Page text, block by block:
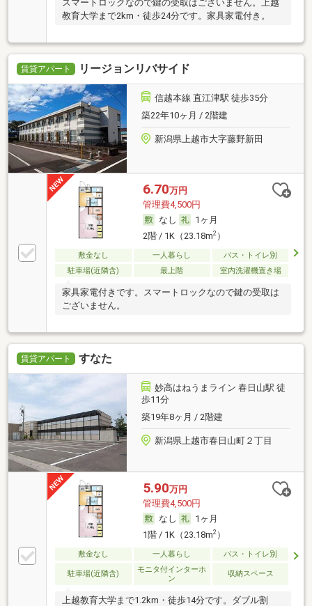
スマートロックなので鍵の受取はございません。上越
教育大学まで2km・徒歩24分です。家具家電付き。
賃貸アパート リージョンリバサイド
信越本線 直江津駅 徒歩35分
築22年10ヶ月 / 2階建
新潟県上越市大字藤野新田
6.70万円
管理費4,500円
なし
1ヶ月
2階 / 1K（23.18m2）
敷金なし 一人暮らし
バス・トイレ別
駐車場(近隣含)
最上階 室内洗濯機置き場
家具家電付きです。スマートロックなので鍵の受取は
ございません。
賃貸アパート すなた
妙高はねうまライン 春日山駅 徒
歩11分
築19年8ヶ月 / 2階建
新潟県上越市春日山町２丁目
5.90万円
管理費4,500円
なし
1ヶ月
1階 / 1K（23.18m2）
敷金なし 一人暮らし バス・トイレ別
駐車場(近隣含)
モニタ付インターホ
ン
収納スペース
上越教育大学まで1.2km・徒歩14分です。ダブル割